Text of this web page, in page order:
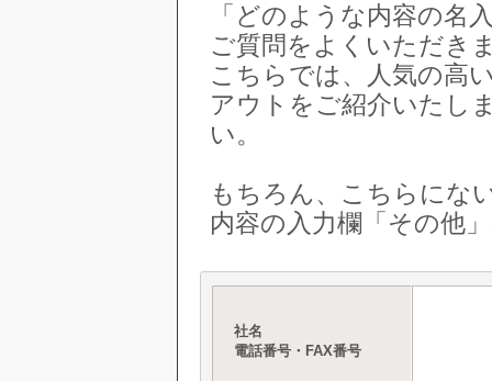
「どのような内容の名
ご質問をよくいただき
こちらでは、人気の高
アウトをご紹介いたし
い。
もちろん、こちらにな
内容の入力欄「その他
社名
電話番号・FAX番号